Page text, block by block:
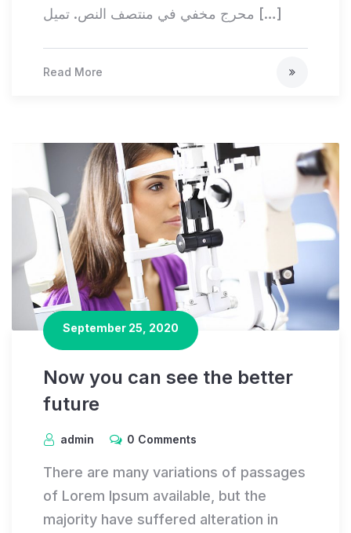
محرج مخفي في منتصف النص. تميل […]
Read More
September 25, 2020
Now you can see the better
future
admin 0 Comments
There are many variations of passages
of Lorem Ipsum available, but the
majority have suffered alteration in